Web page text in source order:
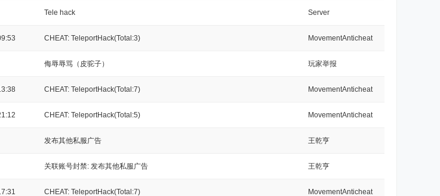
Tele hack Server
CHEAT: TeleportHack(Total:3) MovementAnticheat
侮辱辱骂（皮驼子） 玩家举报
CHEAT: TeleportHack(Total:7) MovementAnticheat
CHEAT: TeleportHack(Total:5) MovementAnticheat
发布其他私服广告 王乾亨
关联账号封禁: 发布其他私服广告 王乾亨
CHEAT: TeleportHack(Total:7) MovementAnticheat